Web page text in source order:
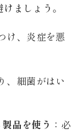
ましょう。
け、炎症を悪
、細菌がはい
品を使う ：必